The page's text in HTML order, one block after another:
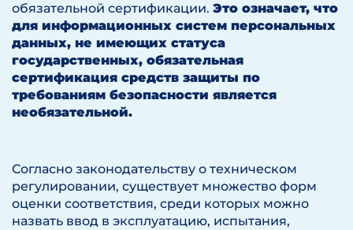
обязательной сертификации. Это означает, что
для информационных систем персональных
данных, не имеющих статуса
государственных, обязательная
сертификация средств защиты по
требованиям безопасности является
необязательной.
Согласно законодательству о техническом
регулировании, существует множество форм
оценки соответствия, среди которых можно
назвать ввод в эксплуатацию, испытания,